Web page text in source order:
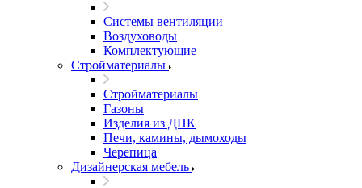
Системы вентиляции
Воздуховоды
Комплектующие
Стройматериалы
Стройматериалы
Газоны
Изделия из ДПК
Печи, камины, дымоходы
Черепица
Дизайнерская мебель